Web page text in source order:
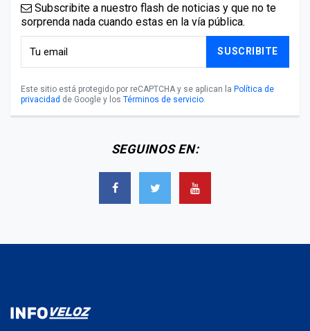
Subscribite a nuestro flash de noticias y que no te
sorprenda nada cuando estas en la vía pública.
SUSCRIBITE
Este sitio está protegido por reCAPTCHA y se aplican la Política de
privacidad de Google y los Términos de servicio.
SEGUINOS EN: